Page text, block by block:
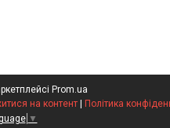
Prom.ua
на контент | Політика
▼